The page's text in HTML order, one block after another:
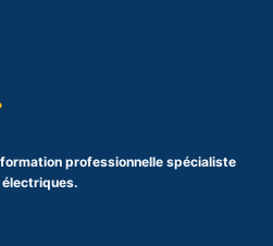
professionnelle spécialiste